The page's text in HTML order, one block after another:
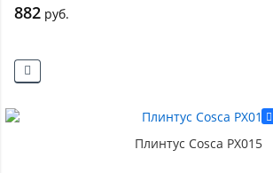
882 руб.
Плинтус Cosca PX015